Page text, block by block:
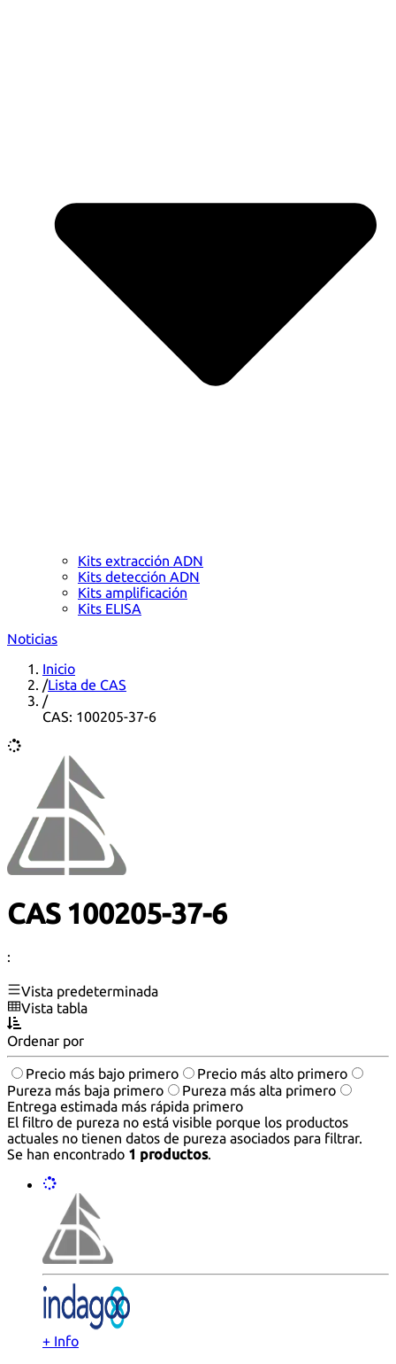
Kits extracción ADN
Kits detección ADN
Kits amplificación
Kits ELISA
Noticias
Inicio
/Lista de CAS
/
CAS: 100205-37-6
CAS 100205-37-6
:
Vista predeterminada
Vista tabla
Ordenar por
Precio más bajo primero
Precio más alto primero
Pureza más baja primero
Pureza más alta primero
Entrega estimada más rápida primero
El filtro de pureza no está visible porque los productos
actuales no tienen datos de pureza asociados para filtrar.
Se han encontrado 1 productos.
+ Info